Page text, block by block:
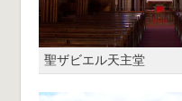
聖ザビエル天主堂